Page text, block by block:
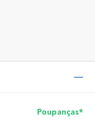
Poupanças*